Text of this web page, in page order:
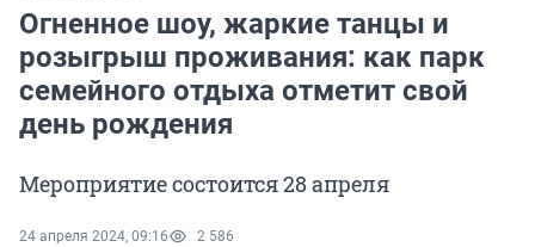
Огненное шоу, жаркие танцы и
розыгрыш проживания: как парк
семейного отдыха отметит свой
день рождения
Мероприятие состоится 28 апреля
24 апреля 2024, 09:16 2 586